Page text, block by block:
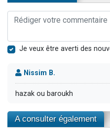
Je veux être averti des
Nissim B.
hazak ou baroukh
A consulter également